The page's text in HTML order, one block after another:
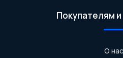
Покупателям
О нас